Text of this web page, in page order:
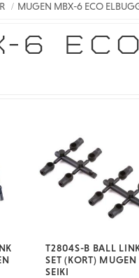
6
MUGEN MBX-6 ECO
T2804S-B BALL
SET (KORT) MUGEN
SEIKI